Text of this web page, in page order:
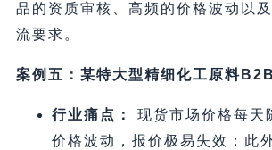
品的资质审核、高频的价格波动以
流要求。
案例五：某特大型精细化工原料
行业痛点：
现货市场价格每天
价格波动，报价极易失效；此